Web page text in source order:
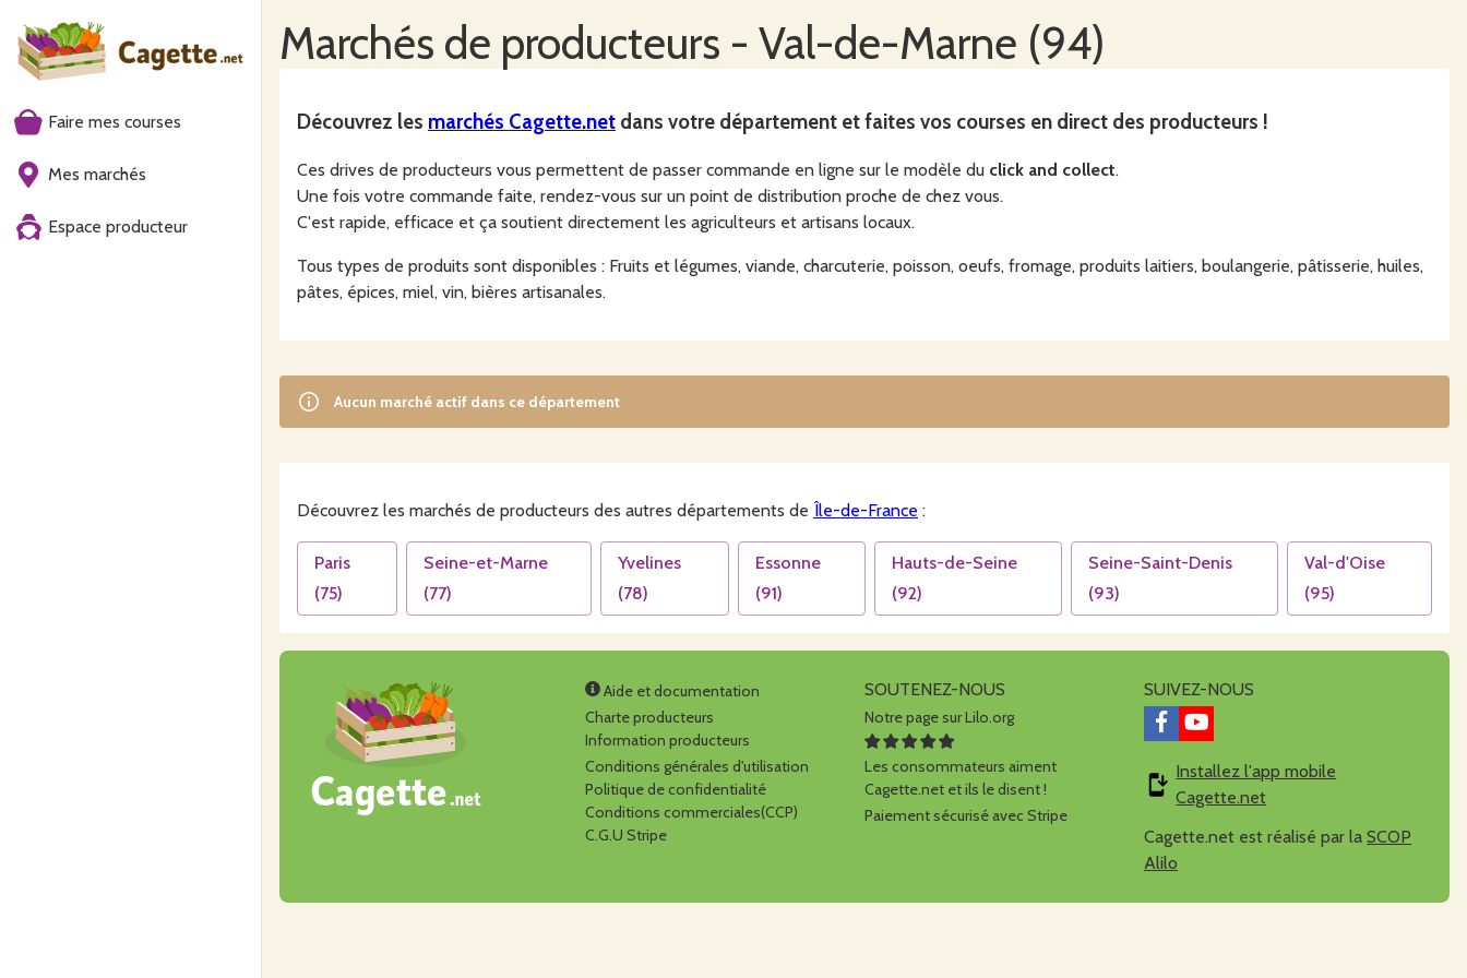
Faire mes courses
Mes marchés
Espace producteur
Marchés de producteurs - Val-de-Marne (94)
Découvrez les marchés Cagette.net dans votre département et faites vos courses en direct des producteurs !
Ces drives de producteurs vous permettent de passer commande en ligne sur le modèle du click and collect.
Une fois votre commande faite, rendez-vous sur un point de distribution proche de chez vous.
C'est rapide, efficace et ça soutient directement les agriculteurs et artisans locaux.
Tous types de produits sont disponibles : Fruits et légumes, viande, charcuterie, poisson, oeufs, fromage, produits laitiers, boulangerie, pâtisserie, huiles,
pâtes, épices, miel, vin, bières artisanales.
Aucun marché actif dans ce département
Découvrez les marchés de producteurs des autres départements de Île-de-France :
Paris
(75)
Seine-et-Marne
(77)
Yvelines
(78)
Essonne
(91)
Hauts-de-Seine
(92)
Seine-Saint-Denis
(93)
Val-d'Oise
(95)
Aide et documentation
Charte producteurs
Information producteurs
Conditions générales d'utilisation
Politique de confidentialité
Conditions commerciales(CCP)
C.G.U Stripe
SOUTENEZ-NOUS
Notre page sur Lilo.org
Les consommateurs aiment
Cagette.net et ils le disent !
Paiement sécurisé avec Stripe
SUIVEZ-NOUS
Installez l'app mobile
Cagette.net
Cagette.net est réalisé par la SCOP
Alilo